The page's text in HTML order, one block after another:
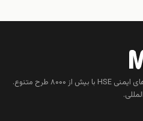
تولیدکننده تابلو و برچسب‌های ایمنی HSE با بیش از ۸۰۰۰ طرح متنوع.